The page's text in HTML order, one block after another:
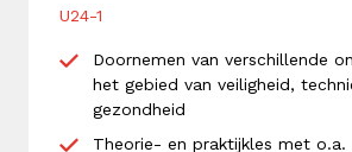
U24-1
Doornemen van verschillende
het gebied van veiligheid,
gezondheid
Theorie- en praktijkles met o.a.